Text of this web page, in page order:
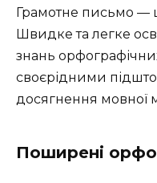
Грамотне письмо —
Швидке та легке
знань
своєрідними
досягнення мовної
Поширені